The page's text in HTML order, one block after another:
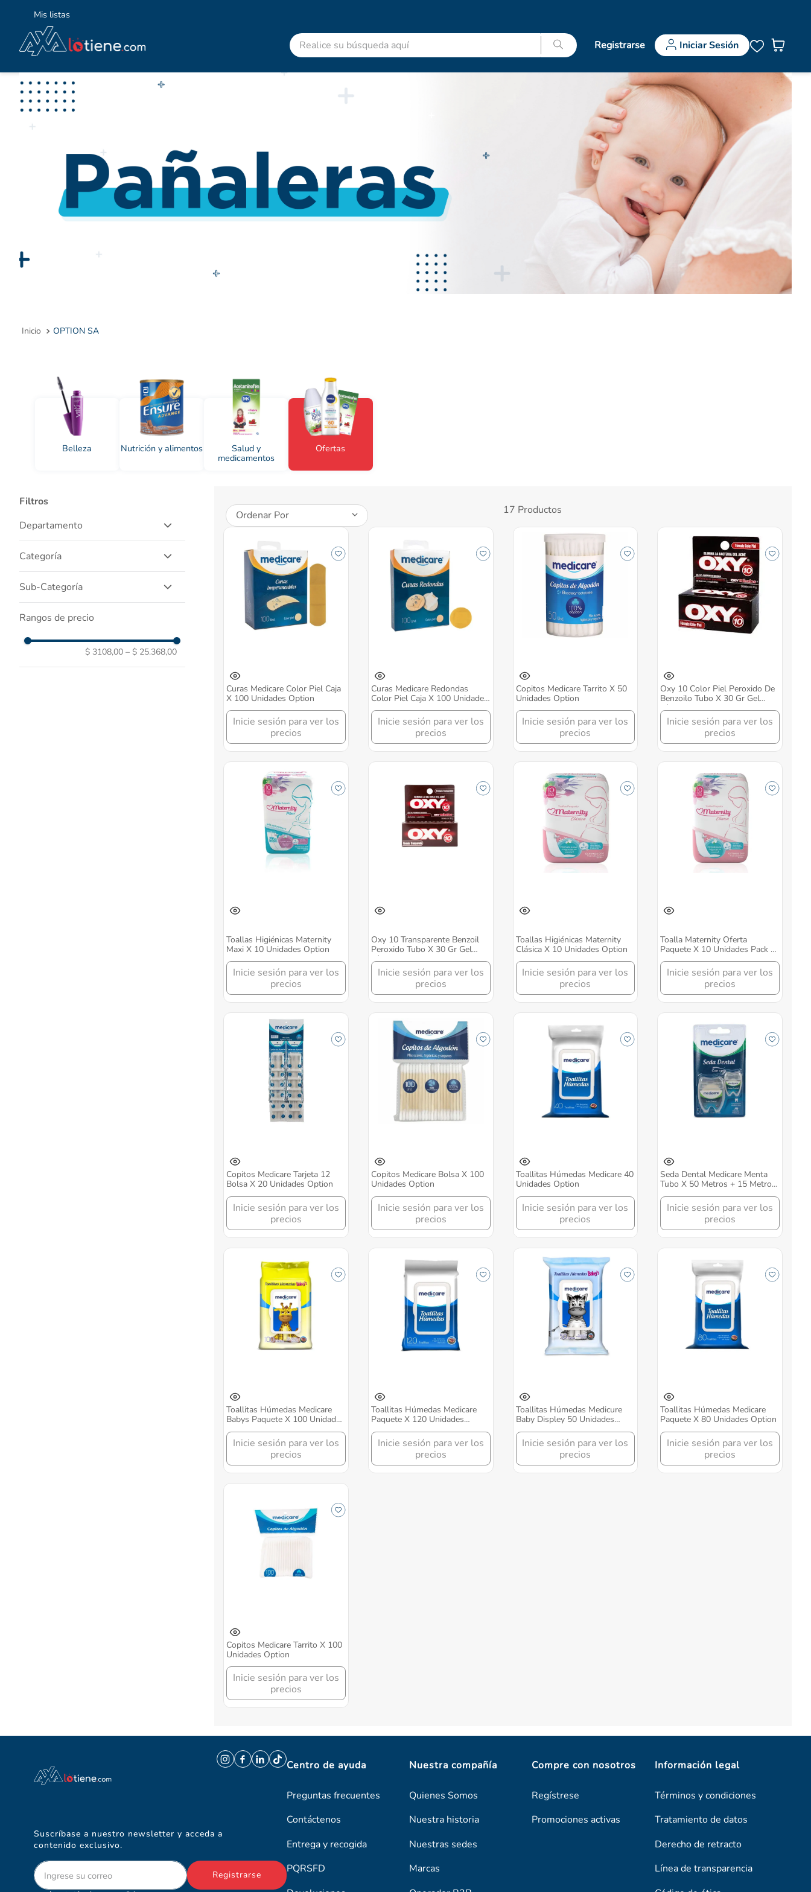
Mis listas
Realice su búsqueda aquí
Registrarse Iniciar Sesión
OPTION SA
Belleza Nutrición y alimentos
Salud y
medicamentos
Ofertas
Filtros
Departamento
Cuidado Personal
Dispositivos Medicos
Categoría
Higiene Del Bebe
Medicamentos Genericos
Linea Hospitalaria
Cuidado Oral
Sub-Categoría
Toallas Humedas
Toallas Higienicas
Recomendacion
Panitos Y Toallas Humedas
Rangos de precio
$ 3108,00 – $ 25.368,00
Ordenar Por 17 Productos
Curas Medicare Color Piel Caja
X 100 Unidades Option
Inicie sesión para ver los
precios
Curas Medicare Redondas
Color Piel Caja X 100 Unidades
Option
Inicie sesión para ver los
precios
Copitos Medicare Tarrito X 50
Unidades Option
Inicie sesión para ver los
precios
Oxy 10 Color Piel Peroxido De
Benzoilo Tubo X 30 Gr Gel
Tópico Option
Inicie sesión para ver los
precios
Toallas Higiénicas Maternity
Maxi X 10 Unidades Option
Inicie sesión para ver los
precios
Oxy 10 Transparente Benzoil
Peroxido Tubo X 30 Gr Gel
Tópico Option
Inicie sesión para ver los
precios
Toallas Higiénicas Maternity
Clásica X 10 Unidades Option
Inicie sesión para ver los
precios
Toalla Maternity Oferta
Paquete X 10 Unidades Pack 2
Precio Especial Option
Inicie sesión para ver los
precios
Copitos Medicare Tarjeta 12
Bolsa X 20 Unidades Option
Inicie sesión para ver los
precios
Copitos Medicare Bolsa X 100
Unidades Option
Inicie sesión para ver los
precios
Toallitas Húmedas Medicare 40
Unidades Option
Inicie sesión para ver los
precios
Seda Dental Medicare Menta
Tubo X 50 Metros + 15 Metros
Option
Inicie sesión para ver los
precios
Toallitas Húmedas Medicare
Babys Paquete X 100 Unidades
Option
Inicie sesión para ver los
precios
Toallitas Húmedas Medicare
Paquete X 120 Unidades
Option
Inicie sesión para ver los
precios
Toallitas Húmedas Medicure
Baby Displey 50 Unidades
Option
Inicie sesión para ver los
precios
Toallitas Húmedas Medicare
Paquete X 80 Unidades Option
Inicie sesión para ver los
precios
Copitos Medicare Tarrito X 100
Unidades Option
Inicie sesión para ver los
precios
Suscríbase a nuestro newsletter y acceda a
contenido exclusivo.
Registrarse
Centro de ayuda
Preguntas frecuentes
Contáctenos
Entrega y recogida
PQRSFD
Nuestra compañía
Quienes Somos
Nuestra historia
Nuestras sedes
Marcas
Compre con nosotros
Regístrese
Promociones activas
Información legal
Términos y condiciones
Tratamiento de datos
Derecho de retracto
Línea de transparencia
4.
pedialyte
shampoo
7.
dolex